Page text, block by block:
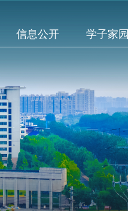
信息公开 学子家园